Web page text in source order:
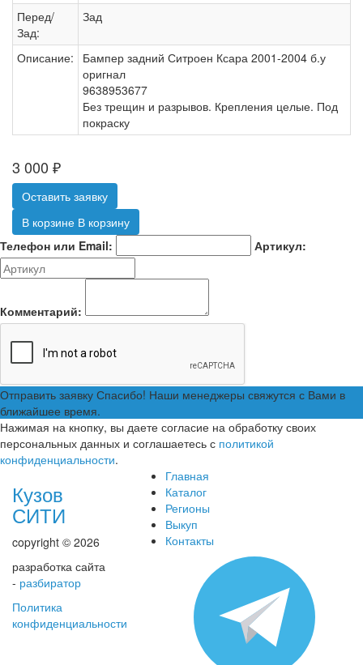
Перед/
Зад:
Зад
Описание:
Бампер задний Ситроен Ксара 2001-2004 б.у
оригнал
9638953677
Без трещин и разрывов. Крепления целые. Под
покраску
3 000 ₽
Оставить заявку
В корзине В корзину
Телефон или Email:
Артикул:
Комментарий:
Отправить заявку Спасибо! Наши менеджеры свяжутся с Вами в
ближайшее время.
Нажимая на кнопку, вы даете согласие на обработку своих
персональных данных и соглашаетесь с политикой
конфиденциальности.
Кузов
СИТИ
copyright © 2026
разработка сайта
- разбиратор
Политика
конфиденциальности
Главная
Каталог
Регионы
Выкуп
Контакты